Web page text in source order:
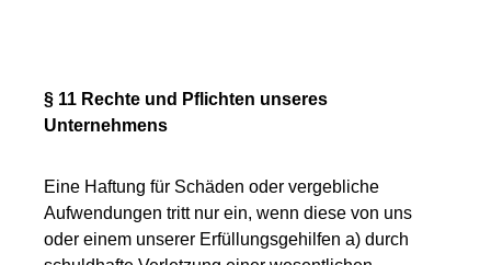
§ 11 Rechte und Pflichten unseres
Unternehmens
Eine Haftung für Schäden oder vergebliche
Aufwendungen tritt nur ein, wenn diese von uns
oder einem unserer Erfüllungsgehilfen a) durch